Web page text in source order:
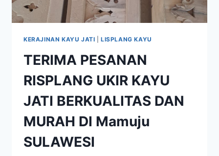
KERAJINAN KAYU JATI |LISPLANG KAYU
TERIMA PESANAN
RISPLANG UKIR KAYU
JATI BERKUALITAS DAN
MURAH DI Mamuju
SULAWESI